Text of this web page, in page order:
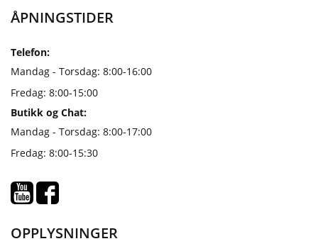
ÅPNINGSTIDER
Telefon:
Mandag - Torsdag: 8:00-16:00
Fredag: 8:00-15:00
Butikk og Chat:
Mandag - Torsdag: 8:00-17:00
Fredag: 8:00-15:30
OPPLYSNINGER